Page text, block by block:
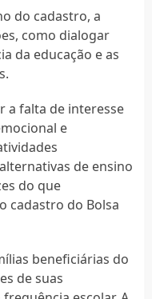
do cadastro, a
como dialogar
da educação e as
a falta de interesse
e
de ensino
do que
cadastro do Bolsa
beneficiárias do
de suas